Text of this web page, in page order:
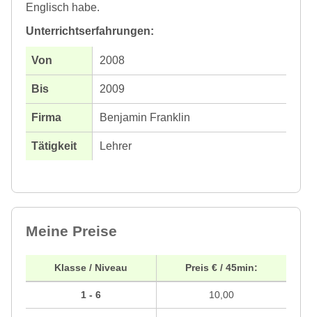
Englisch habe.
Unterrichtserfahrungen:
2008
2009
Benjamin Franklin
Lehrer
Meine Preise
Klasse / Niveau
1 - 6
Preis € / 45min:
10,00